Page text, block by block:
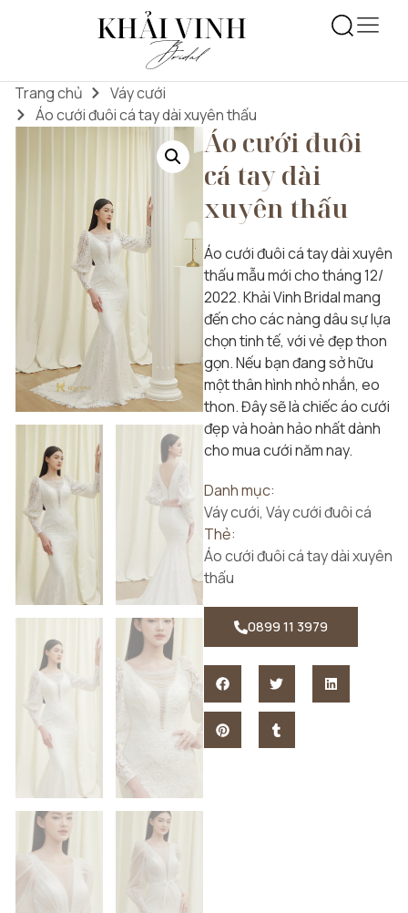
Trang chủ
Váy cưới
Áo cưới đuôi cá tay dài xuyên thấu
Áo cưới đuôi
cá tay dài
xuyên thấu
Áo cưới đuôi cá tay dài xuyên
thấu mẫu mới cho tháng 12/
2022. Khải Vinh Bridal mang
đến cho các nàng dâu sự lựa
chọn tinh tế, với vẻ đẹp thon
gọn. Nếu bạn đang sở hữu
một thân hình nhỏ nhắn, eo
thon. Đây sẽ là chiếc áo cưới
đẹp và hoàn hảo nhất dành
cho mua cưới năm nay.
Danh mục:
Váy cưới, Váy cưới đuôi cá
Thẻ:
Áo cưới đuôi cá tay dài xuyên
thấu
0899 11 3979